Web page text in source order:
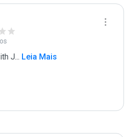
J... Leia Mais